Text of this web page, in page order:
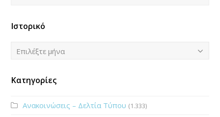
Ιστορικό
Ιστορικό
Επιλέξτε μήνα
Κατηγορίες
Ανακοινώσεις – Δελτία Τύπου (1.333)